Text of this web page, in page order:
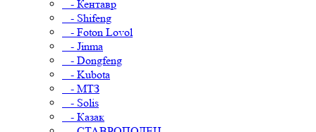
- Кентавр
- Shifeng
- Foton Lovol
- Jinma
- Dongfeng
- Kubota
- МТЗ
- Solis
- Казак